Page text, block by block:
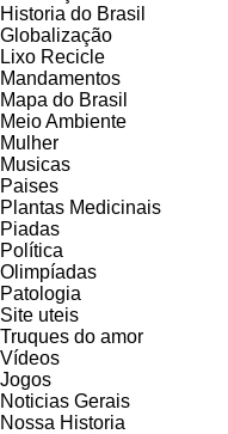
Historia do Brasil
Globalização
Lixo Recicle
Mandamentos
Mapa do Brasil
Meio Ambiente
Mulher
Musicas
Paises
Plantas Medicinais
Piadas
Política
Olimpíadas
Patologia
Site uteis
Truques do amor
Vídeos
Jogos
Noticias Gerais
Nossa Historia